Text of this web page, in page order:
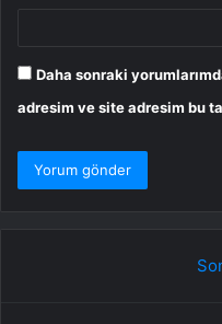
Daha sonraki
adresim ve site adresim bu